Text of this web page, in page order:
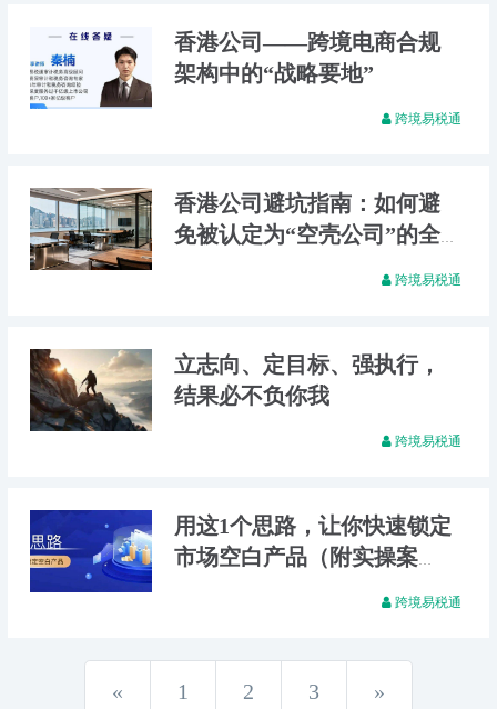
香港公司——跨境电商合规
架构中的“战略要地”
跨境易税通
香港公司避坑指南：如何避
免被认定为“空壳公司”的全
跨境易税通
立志向、定目标、强执行，
结果必不负你我
跨境易税通
用这1个思路，让你快速锁定
市场空白产品（附实操案
跨境易税通
« Previous
1 2 3 »